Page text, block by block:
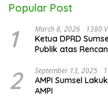
Popular Post
1 March 8, 2026 1380
Ketua DPRD
Publik atas
2 September 13, 2025
AMPI Sumsel
AMPI